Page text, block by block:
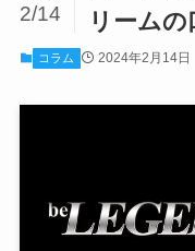
リームの
2/14
コラム 2024年2月14日